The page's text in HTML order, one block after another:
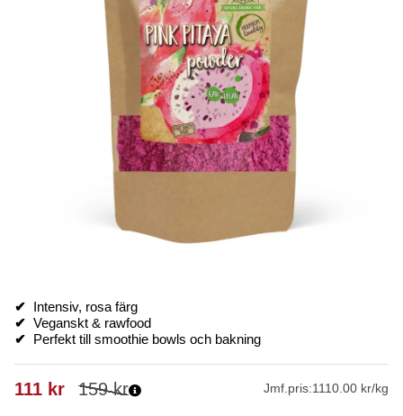
✔
Intensiv, rosa färg
✔ Veganskt & rawfood
✔
Perfekt till smoothie bowls och bakning
159kr
111 kr Jmf.pris:1110.00 kr/kg